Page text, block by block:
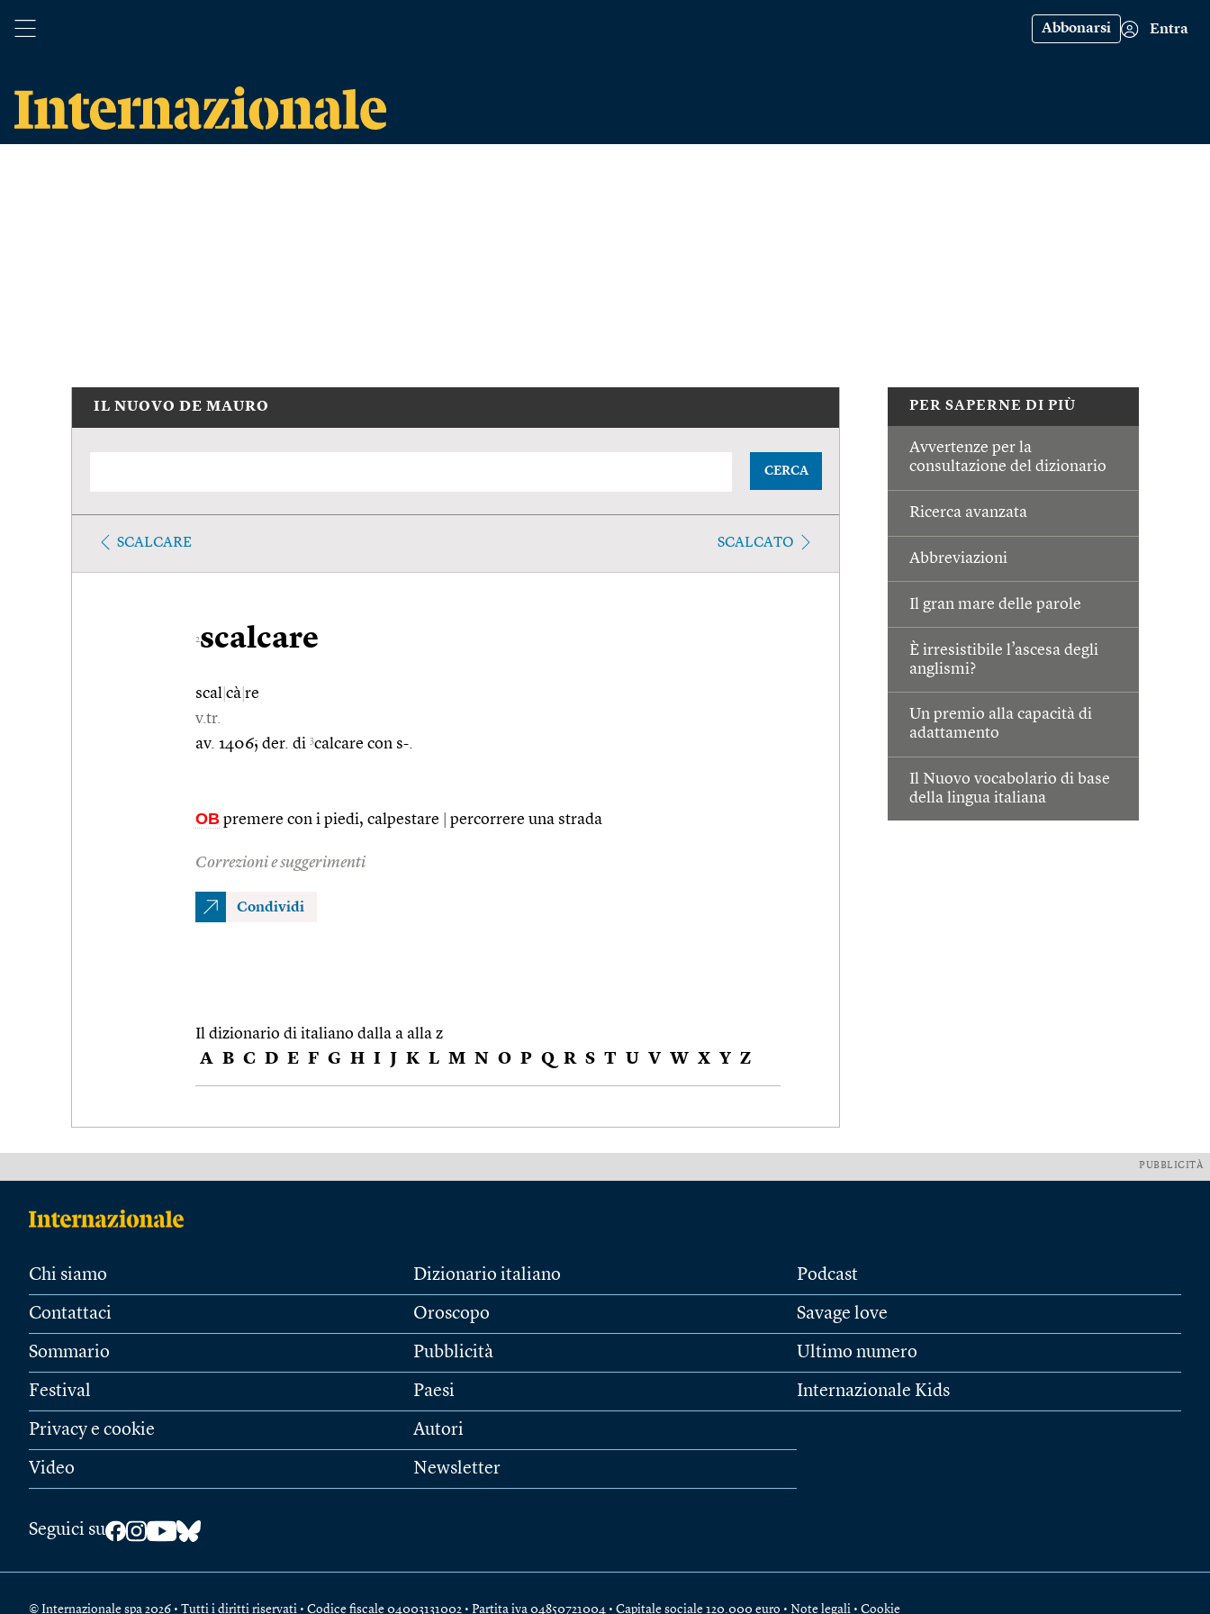
Abbonarsi Entra
PER SAPERNE DI PIÙ
Avvertenze per la
consultazione del dizionario
Ricerca avanzata
Abbreviazioni
Il gran mare delle parole
È irresistibile l’ascesa degli
anglismi?
Un premio alla capacità di
adattamento
Il Nuovo vocabolario di base
della lingua italiana
IL NUOVO DE MAURO
CERCA
SCALCARE SCALCATO
2scalcare
scal cà re
v.tr.
av. 1406; der. di 3calcare con s-.
OB premere con i piedi, calpestare percorrere una strada
Correzioni e suggerimenti
Condividi
Il dizionario di italiano dalla a alla z
A B C D E F G H I J K L M N O P Q R S T U V W X Y Z
PUBBLICITÀ
Chi siamo
Contattaci
Sommario
Festival
Privacy e cookie
Video
Dizionario italiano
Oroscopo
Pubblicità
Paesi
Autori
Newsletter
Podcast
Savage love
Ultimo numero
Internazionale Kids
Seguici su
© Internazionale spa 2026 • Tutti i diritti riservati • Codice fiscale 04003131002 • Partita iva 04850721004 • Capitale sociale 120.000 euro • Note legali • Cookie